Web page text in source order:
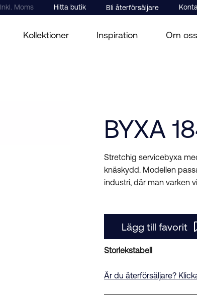
Inkl. Moms Hitta butik Bli återförsäljare
Kollektioner Inspiration Om oss
BYXA
Stretchig servicebyxa
knäskydd. Modellen
industri, där man varken
Lägg till favorit
Storlekstabell
Är du återförsäljare?